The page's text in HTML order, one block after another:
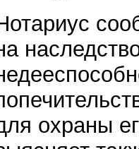
охраны